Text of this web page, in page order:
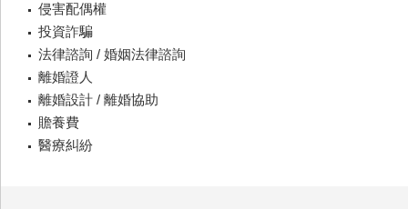
侵害配偶權
投資詐騙
法律諮詢 / 婚姻法律諮詢
離婚證人
離婚設計 / 離婚協助
贍養費
醫療糾紛